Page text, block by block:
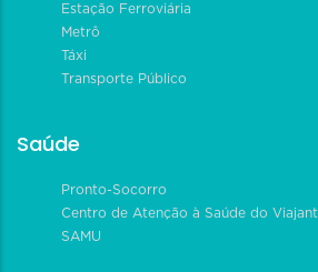
Estação Ferroviária
Metrô
Táxi
Transporte Público
Saúde
Pronto-Socorro
Centro de Atenção à Saúde do
SAMU